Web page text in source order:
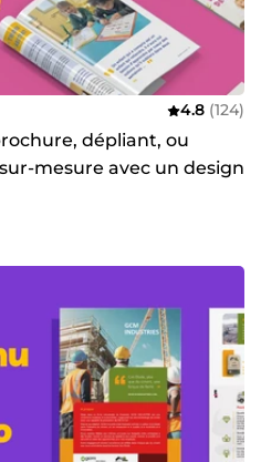
!
4.8 (124)
dépliant, ou
mesure avec un design